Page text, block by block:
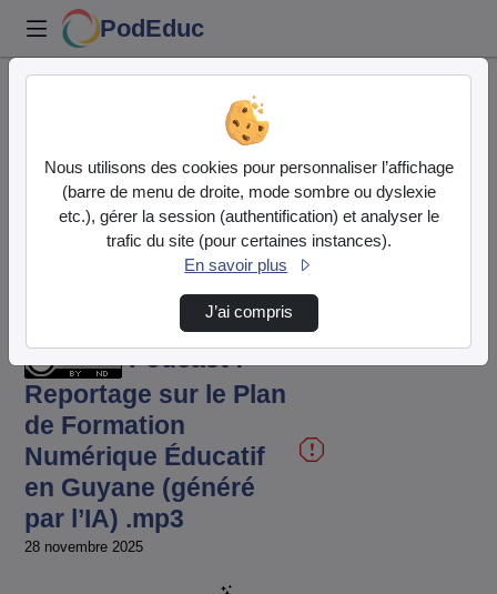
PodEduc
Podcast : Reportage sur le Plan de
Formation…
Durée
10:57:685
Sous-
titres
l'image
Podcast :
Reportage sur le Plan
de Formation
Numérique Éducatif
en Guyane (généré
par l’IA) .mp3
28 novembre 2025
Nous utilisons des cookies pour personnaliser l’affichage
(barre de menu de droite, mode sombre ou dyslexie
etc.), gérer la session (authentification) et analyser le
trafic du site (pour certaines instances).
En savoir plus
J’ai compris